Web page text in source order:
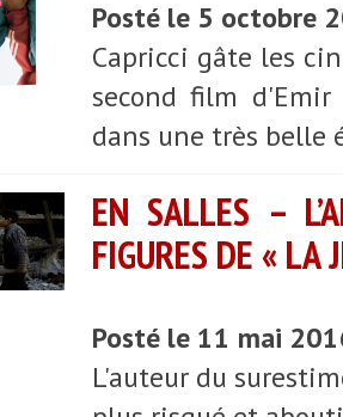
Posté le 5 octobre
Capricci gâte les
second film d'Emir
dans une très
EN SALLES –
FIGURES DE «
Posté le 11 mai
L'auteur du